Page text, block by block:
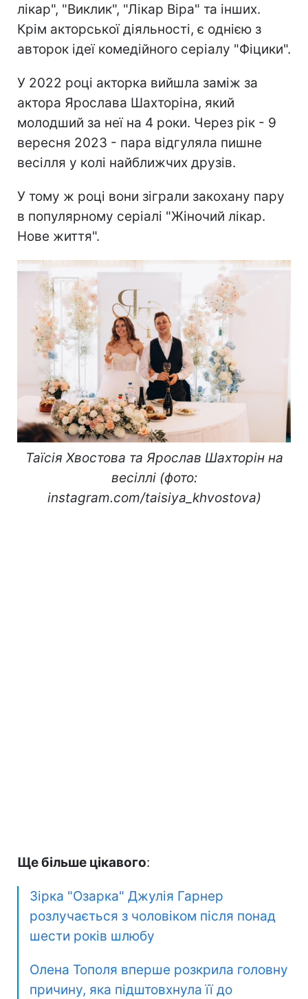
лікар", "Виклик", "Лікар Віра" та інших.
Крім акторської діяльності, є однією з
авторок ідеї комедійного серіалу "Фіцики".
У 2022 році акторка вийшла заміж за
актора Ярослава Шахторіна, який
молодший за неї на 4 роки. Через рік - 9
вересня 2023 - пара відгуляла пишне
весілля у колі найближчих друзів.
У тому ж році вони зіграли закохану пару
в популярному серіалі "Жіночий лікар.
Нове життя".
Таїсія Хвостова та Ярослав Шахторін на
весіллі (фото:
instagram.com/taisiya_khvostova)
Ще більше цікавого:
Зірка "Озарка" Джулія Гарнер
розлучається з чоловіком після понад
шести років шлюбу
Олена Тополя вперше розкрила головну
причину, яка підштовхнула її до